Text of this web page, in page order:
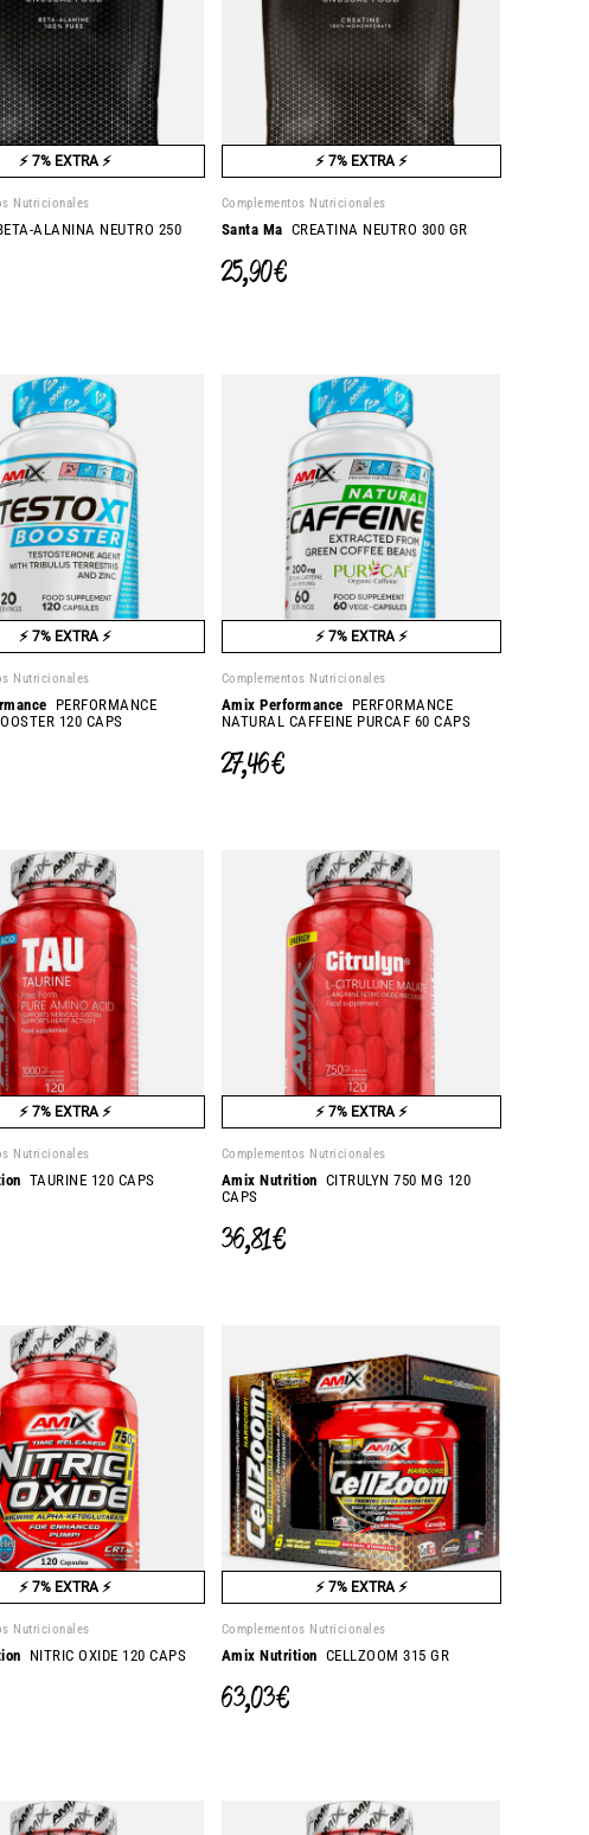
⚡ 7% EXTRA ⚡
Nutricionales
ALANINA NEUTRO 250
⚡ 7% EXTRA ⚡
Complementos Nutricionales
Santa Ma CREATINA NEUTRO 300 GR
25,90 €
⚡ 7% EXTRA ⚡
Nutricionales
PERFORMANCE
120 CAPS
⚡ 7% EXTRA ⚡
Complementos Nutricionales
Amix Performance PERFORMANCE
NATURAL CAFFEINE PURCAF 60 CAPS
27,46 €
⚡ 7% EXTRA ⚡
Nutricionales
TAURINE 120 CAPS
⚡ 7% EXTRA ⚡
Complementos Nutricionales
Amix Nutrition CITRULYN 750 MG 120
CAPS
36,81 €
⚡ 7% EXTRA ⚡
Nutricionales
NITRIC OXIDE 120 CAPS
⚡ 7% EXTRA ⚡
Complementos Nutricionales
Amix Nutrition CELLZOOM 315 GR
63,03 €